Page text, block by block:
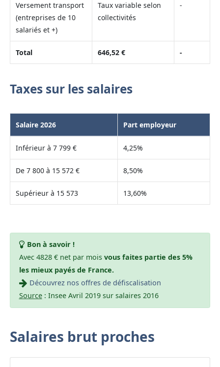
Versement transport
(entreprises de 10
salariés et +)
Taux variable selon
collectivités
-
Total 646,52 € -
Taxes sur les salaires
Salaire 2026 Part employeur
Inférieur à 7 799 € 4,25%
De 7 800 à 15 572 € 8,50%
Supérieur à 15 573 13,60%
Bon à savoir !
Avec 4828 € net par mois vous faites partie des 5%
les mieux payés de France.
Découvrez nos offres de défiscalisation
Source: Insee Avril 2019 sur salaires 2016
Salaires brut proches